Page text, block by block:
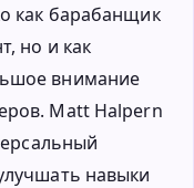
как барабанщик
но и как
внимание
Matt Halpern
навыки